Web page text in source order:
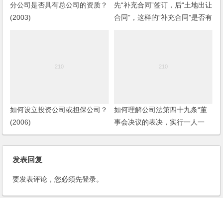
分公司是否具有总公司的资质？
(2003)
先“补充合同”签订，后“土地出让
合同”，这样的“补充合同”是否有
如何设立投资公司或担保公司？
(2006)
如何理解公司法第四十九条“董
事会决议的表决，实行一人一
票”？
发表回复
要发表评论，您必须先登录。